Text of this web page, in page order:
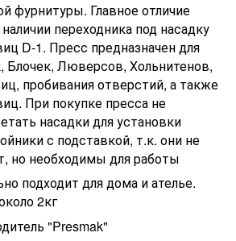
фурнитуры. Главное отличие
переходника под насадку
D-1. Пресс предназначен для
Блочек, Люверсов, Хольнитенов,
пробивания отверстий, а также
При покупке пресса не
насадки для установки
с подставкой, т.к. они не
но необходимы для работы
подходит для дома и ателье.
2кг
"Presmak"